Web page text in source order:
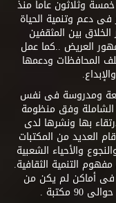
وثلاثون عاماً منذ
ومؤثر فى دعم وتنمية الحياة
بين المثقفين
العريض ..كما عمل
المحافظات ودعمها
ومدروسة فى نفس
الشاملة وفق منظومة
بها ونشرها لدى
العديد من المكتبات
والأحياء الشعبية
التنمية الثقافية.
فى أماكن لم يكن من
مكتبة .